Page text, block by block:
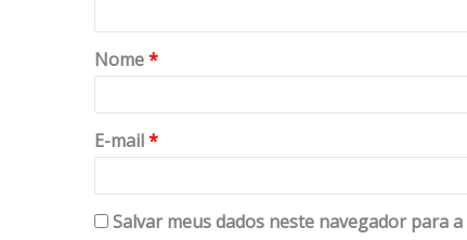
Nome*
E-mail*
Salvar meus dados neste navegador para